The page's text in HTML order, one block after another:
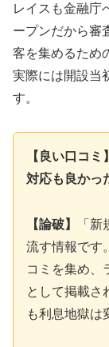
レイスも金融庁
ープンだから審
客を集めるため
実際には開設当
す。
【良い口コ
対応も良かっ
【論破】
「
流す情報です
コミを集め、
として掲載さ
も利息地獄は